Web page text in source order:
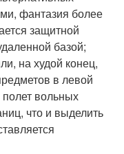
фантазия более
защитной
базой;
на худой конец,
в левой
полет вольных
что и выделить